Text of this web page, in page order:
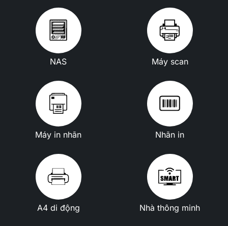
NAS Máy scan
Máy in nhãn Nhãn in
A4 di động Nhà thông minh